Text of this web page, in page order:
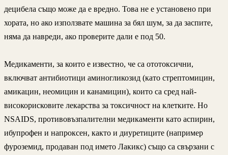
децибела също може да е вредно. Това не е установено при
хората, но ако използвате машина за бял шум, за да заспите,
няма да навреди, ако проверите дали е под 50.
Медикаменти, за които е известно, че са ототоксични,
включват антибиотици аминогликозид (като стрептомицин,
амикацин, неомицин и канамицин), които са сред най-
високорисковите лекарства за токсичност на клетките. Но
NSAIDS, противовъзпалителни медикаменти като аспирин,
ибупрофен и напроксен, както и диуретиците (например
фуроземид, продаван под името Лакикс) също са свързани с